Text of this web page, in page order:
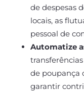
de despesas
locais, as
pessoal de
Automatize
de poupança
garantir